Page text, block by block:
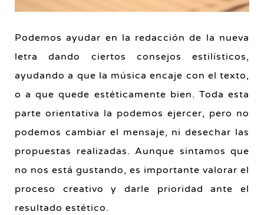
Podemos ayudar en la redacción de la nueva
letra dando ciertos consejos estilísticos,
ayudando a que la música encaje con el texto,
o a que quede estéticamente bien. Toda esta
parte orientativa la podemos ejercer, pero no
podemos cambiar el mensaje, ni desechar las
propuestas realizadas. Aunque sintamos que
no nos está gustando, es importante valorar el
proceso creativo y darle prioridad ante el
resultado estético.